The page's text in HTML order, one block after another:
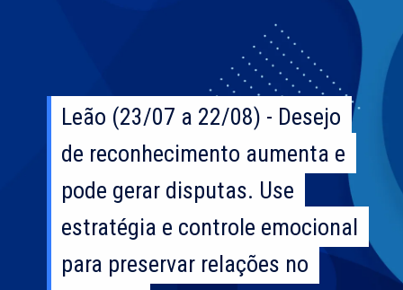
Leão (23/07 a 22/08) - Desejo
de reconhecimento aumenta e
pode gerar disputas. Use
estratégia e controle emocional
para preservar relações no
Leão (23/07 a 22/08) - Desejo
de reconhecimento aumenta e
pode gerar disputas. Use
estratégia e controle emocional
para preservar relações no